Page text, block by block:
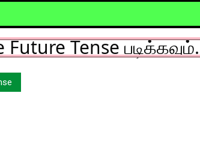
Tense படிக்கவும்.